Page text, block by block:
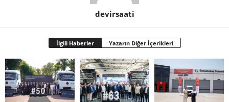
devirsaati
İlgili Haberler Yazarın Diğer İçerikleri